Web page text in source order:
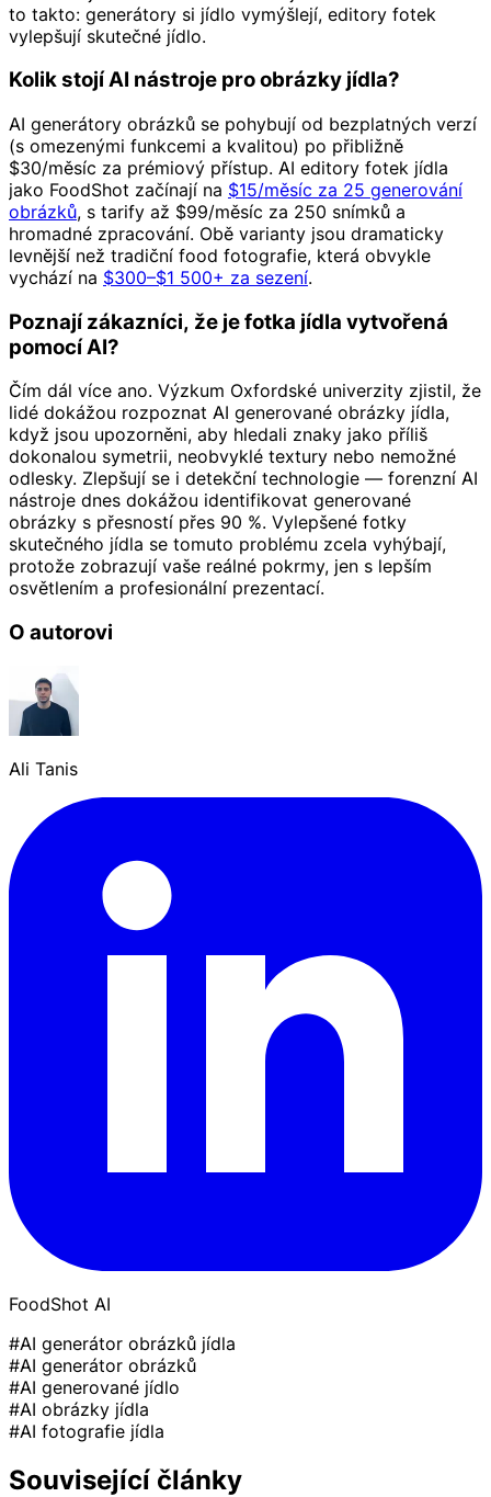
to takto: generátory si jídlo vymýšlejí, editory fotek
vylepšují skutečné jídlo.
Kolik stojí AI nástroje pro obrázky jídla?
AI generátory obrázků se pohybují od bezplatných verzí
(s omezenými funkcemi a kvalitou) po přibližně
$30/měsíc za prémiový přístup. AI editory fotek jídla
jako FoodShot začínají na $15/měsíc za 25 generování
obrázků, s tarify až $99/měsíc za 250 snímků a
hromadné zpracování. Obě varianty jsou dramaticky
levnější než tradiční food fotografie, která obvykle
vychází na $300–$1 500+ za sezení.
Poznají zákazníci, že je fotka jídla vytvořená
pomocí AI?
Čím dál více ano. Výzkum Oxfordské univerzity zjistil, že
lidé dokážou rozpoznat AI generované obrázky jídla,
když jsou upozorněni, aby hledali znaky jako příliš
dokonalou symetrii, neobvyklé textury nebo nemožné
odlesky. Zlepšují se i detekční technologie — forenzní AI
nástroje dnes dokážou identifikovat generované
obrázky s přesností přes 90 %. Vylepšené fotky
skutečného jídla se tomuto problému zcela vyhýbají,
protože zobrazují vaše reálné pokrmy, jen s lepším
osvětlením a profesionální prezentací.
O autorovi
Ali Tanis
FoodShot AI
#AI generátor obrázků jídla
#AI generátor obrázků
#AI generované jídlo
#AI obrázky jídla
#AI fotografie jídla
Související články